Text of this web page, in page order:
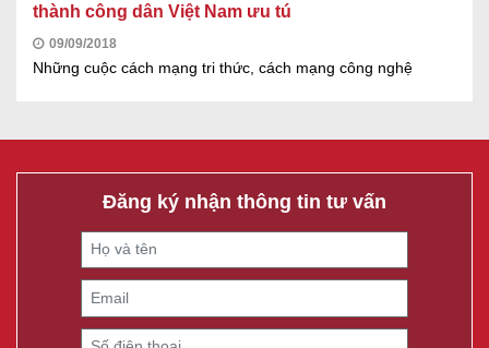
thành công dân Việt Nam ưu tú
09/09/2018
Những cuộc cách mạng tri thức, cách mạng công nghệ
Đăng ký nhận thông tin tư vấn